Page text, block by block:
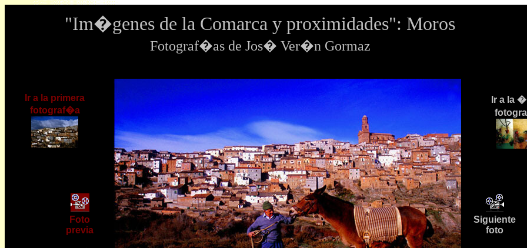
"Im�genes de la Comarca y proximidades": Moros
Fotograf�as de Jos� Ver�n Gormaz
Ir a la primera
fotograf�a
Ir a la
Foto
previa
Siguiente
foto